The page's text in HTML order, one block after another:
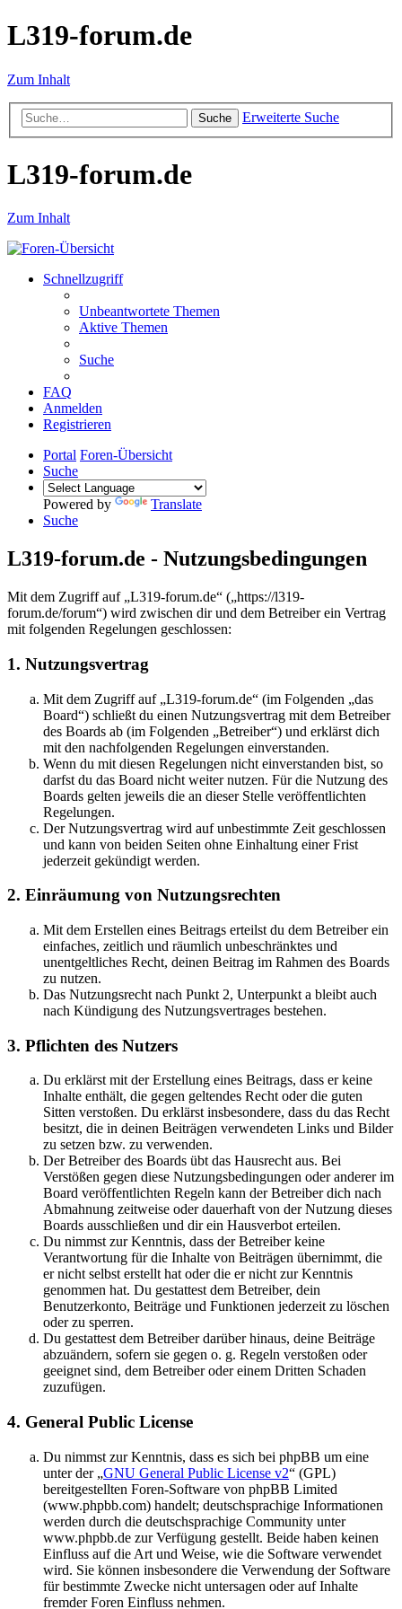
L319-forum.de
Zum Inhalt
Suche Erweiterte Suche
L319-forum.de
Zum Inhalt
Schnellzugriff
Unbeantwortete Themen
Aktive Themen
Suche
FAQ
Anmelden
Registrieren
Portal Foren-Übersicht
Suche
Powered by
Translate
Suche
L319-forum.de - Nutzungsbedingungen
Mit dem Zugriff auf „L319-forum.de“ („https://l319-
forum.de/forum“) wird zwischen dir und dem Betreiber ein Vertrag
mit folgenden Regelungen geschlossen:
1. Nutzungsvertrag
Mit dem Zugriff auf „L319-forum.de“ (im Folgenden „das
Board“) schließt du einen Nutzungsvertrag mit dem Betreiber
des Boards ab (im Folgenden „Betreiber“) und erklärst dich
mit den nachfolgenden Regelungen einverstanden.
Wenn du mit diesen Regelungen nicht einverstanden bist, so
darfst du das Board nicht weiter nutzen. Für die Nutzung des
Boards gelten jeweils die an dieser Stelle veröffentlichten
Regelungen.
Der Nutzungsvertrag wird auf unbestimmte Zeit geschlossen
und kann von beiden Seiten ohne Einhaltung einer Frist
jederzeit gekündigt werden.
2. Einräumung von Nutzungsrechten
Mit dem Erstellen eines Beitrags erteilst du dem Betreiber ein
einfaches, zeitlich und räumlich unbeschränktes und
unentgeltliches Recht, deinen Beitrag im Rahmen des Boards
zu nutzen.
Das Nutzungsrecht nach Punkt 2, Unterpunkt a bleibt auch
nach Kündigung des Nutzungsvertrages bestehen.
3. Pflichten des Nutzers
Du erklärst mit der Erstellung eines Beitrags, dass er keine
Inhalte enthält, die gegen geltendes Recht oder die guten
Sitten verstoßen. Du erklärst insbesondere, dass du das Recht
besitzt, die in deinen Beiträgen verwendeten Links und Bilder
zu setzen bzw. zu verwenden.
Der Betreiber des Boards übt das Hausrecht aus. Bei
Verstößen gegen diese Nutzungsbedingungen oder anderer im
Board veröffentlichten Regeln kann der Betreiber dich nach
Abmahnung zeitweise oder dauerhaft von der Nutzung dieses
Boards ausschließen und dir ein Hausverbot erteilen.
Du nimmst zur Kenntnis, dass der Betreiber keine
Verantwortung für die Inhalte von Beiträgen übernimmt, die
er nicht selbst erstellt hat oder die er nicht zur Kenntnis
genommen hat. Du gestattest dem Betreiber, dein
Benutzerkonto, Beiträge und Funktionen jederzeit zu löschen
oder zu sperren.
Du gestattest dem Betreiber darüber hinaus, deine Beiträge
abzuändern, sofern sie gegen o. g. Regeln verstoßen oder
geeignet sind, dem Betreiber oder einem Dritten Schaden
zuzufügen.
4. General Public License
Du nimmst zur Kenntnis, dass es sich bei phpBB um eine
unter der „GNU General Public License v2“ (GPL)
bereitgestellten Foren-Software von phpBB Limited
(www.phpbb.com) handelt; deutschsprachige Informationen
werden durch die deutschsprachige Community unter
www.phpbb.de zur Verfügung gestellt. Beide haben keinen
Einfluss auf die Art und Weise, wie die Software verwendet
wird. Sie können insbesondere die Verwendung der Software
für bestimmte Zwecke nicht untersagen oder auf Inhalte
fremder Foren Einfluss nehmen.